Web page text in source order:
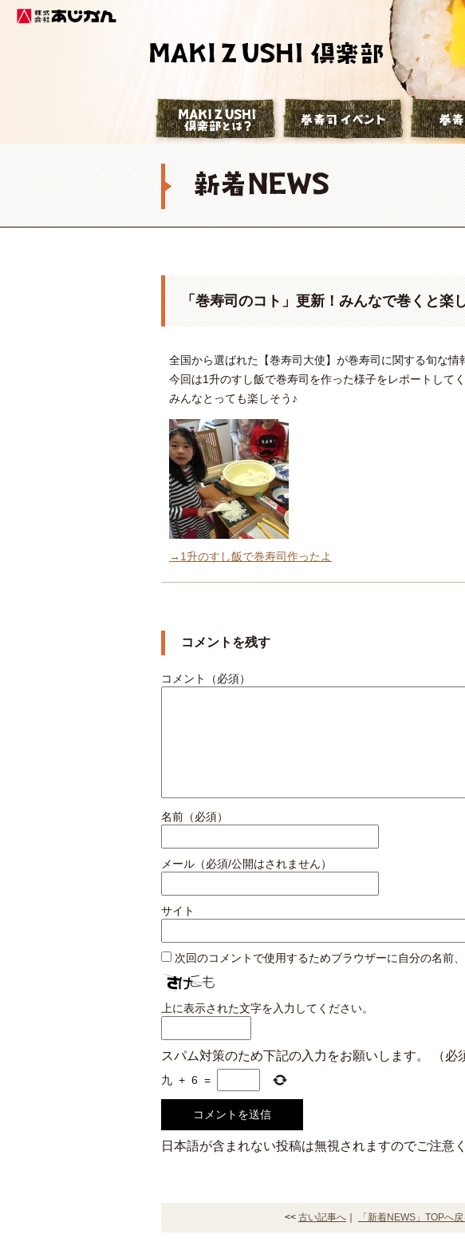
株式会社あじかん
巻寿司倶楽部とは？ 巻寿司イ
「巻寿司のコト」更新！みんなで巻くと楽
全国から選ばれた【巻寿司大使】が巻寿司に関する旬な情
今回は1升のすし飯で巻寿司を作った様子をレポートしてく
みんなとっても楽しそう♪
→1升のすし飯で巻寿司作ったよ
コメントを残す
コメント（必須）
名前（必須）
メール（必須/公開はされません）
サイト
次回のコメントで使用するためブラウザーに自分の名前
上に表示された文字を入力してください。
スパム対策のため下記の入力をお願いします。 （必
九 + 6 =
日本語が含まれない投稿は無視されますのでご注意
<< 古い記事へ 「新着NEWS」TOPへ戻